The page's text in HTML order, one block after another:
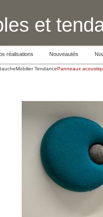
et
réalisations Nouveautés
Mobilier TendancePanneaux